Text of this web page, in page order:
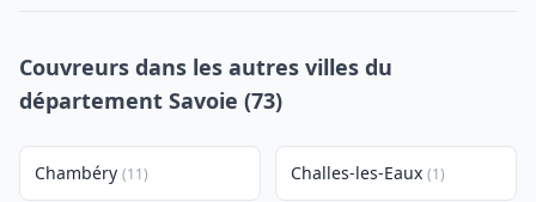
Couvreurs dans les autres villes du
département Savoie (73)
Chambéry (11) Challes-les-Eaux (1)